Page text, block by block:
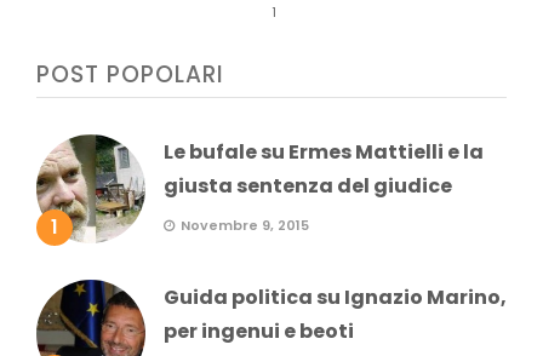
1
POST POPOLARI
1
Le bufale su Ermes Mattielli e la
giusta sentenza del giudice
Novembre 9, 2015
Guida politica su Ignazio Marino,
per ingenui e beoti